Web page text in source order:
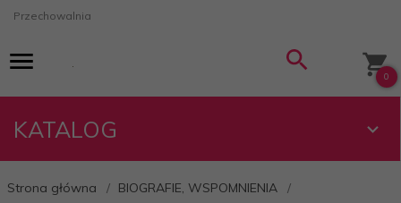
Przechowalnia
0
KATALOG
Strona główna BIOGRAFIE, WSPOMNIENIA